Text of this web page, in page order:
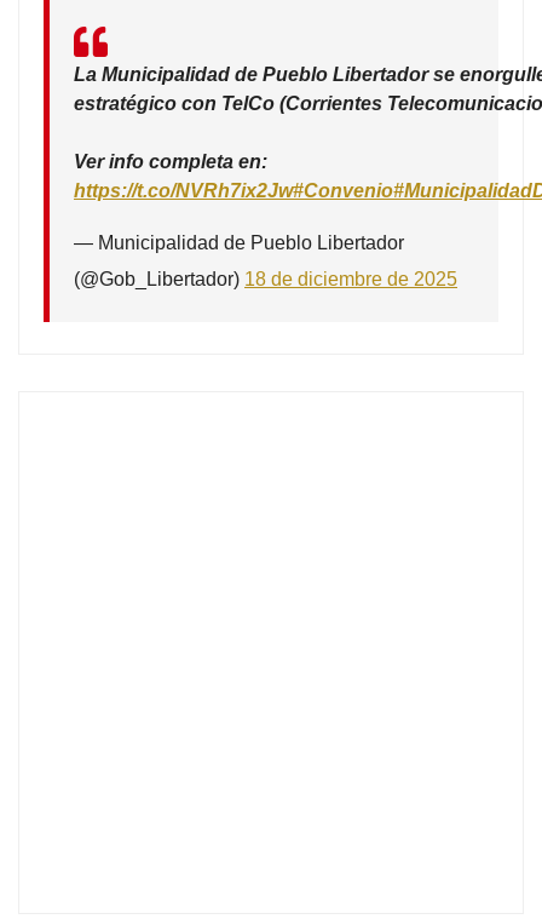
La Municipalidad de Pueblo Libertador se
estratégico con TelCo (Corrientes
Ver info completa en:
https://t.co/NVRh7ix2Jw#Convenio
— Municipalidad de Pueblo Libertador
(@Gob_Libertador) 18 de diciembre de 2025